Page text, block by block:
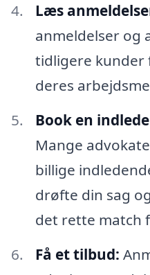
Læs
anmeldelser og
tidligere kunder
deres
Book en
Mange
billige
drøfte din sag
det rette match
Få et tilbud: